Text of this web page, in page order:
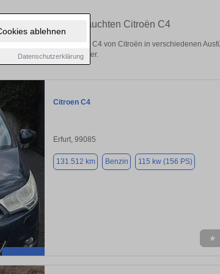
ablehnen
Datenschutzerklärung
Berka Ihren gebrauchten Citroën C4
Sie gebrauchte C4 von Citroën in verschiedenen
von privat und vom Händler.
Citroen C4
Erfurt, 99085
131.512 km Benzin 115 kw (156 PS)
★